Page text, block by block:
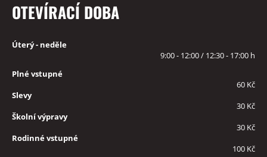
OTEVÍRACÍ DOBA
Úterý - neděle
9:00 - 12:00 / 12:30 - 17:00 h
Plné vstupné
60 Kč
Slevy
30 Kč
Školní výpravy
30 Kč
Rodinné vstupné
100 Kč